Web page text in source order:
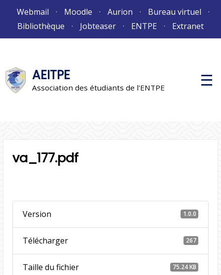
Webmail Moodle Aurion
Bureau virtuel
Bibliothèque
Jobteaser ENTPE Extranet
AEITPE
Association des étudiants de l'ENTPE
M
e
va_177.pdf
Version 1.0.0
Télécharger 267
Taille du fichier 75.24 KB